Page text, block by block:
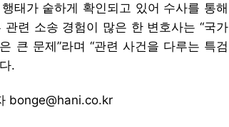
태가 숱하게 확인되고 있어 수사를 통해
련 소송 경험이 많은 한 변호사는 “국가
큰 문제”라며 “관련 사건을 다루는 특검
.
bonge@hani.co.kr